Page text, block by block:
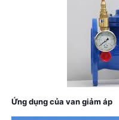
Ứng dụng của van giảm áp